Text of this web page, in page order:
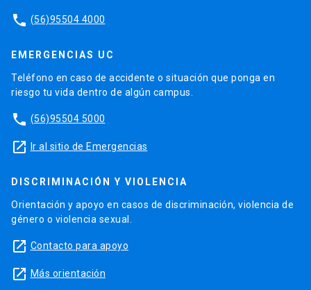
phone (56)95504 4000
EMERGENCIAS UC
Teléfono en caso de accidente o situación que ponga en
riesgo tu vida dentro de algún campus.
phone (56)95504 5000
launch Ir al sitio de Emergencias
DISCRIMINACIÓN Y VIOLENCIA
Orientación y apoyo en casos de discriminación, violencia de
género o violencia sexual.
launch Contacto para apoyo
launch Más orientación